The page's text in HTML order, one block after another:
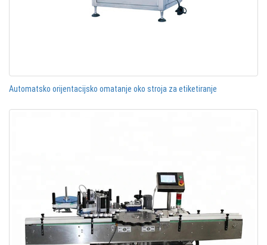
Automatsko orijentacijsko omatanje oko stroja za etiketiranje